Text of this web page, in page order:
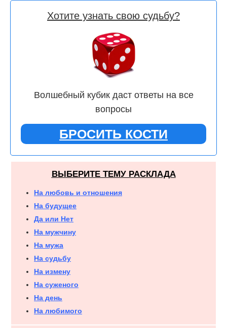
Хотите узнать свою судьбу?
Волшебный кубик даст ответы на все
вопросы
БРОСИТЬ КОСТИ
ВЫБЕРИТЕ ТЕМУ РАСКЛАДА
На любовь и отношения
На будущее
Да или Нет
На мужчину
На мужа
На судьбу
На измену
На суженого
На день
На любимого